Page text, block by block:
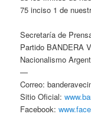
75 inciso 1 de
Secretaría de
Partido BANDERA
Nacionalismo
—
Correo:
Sitio Oficial:
Facebook: